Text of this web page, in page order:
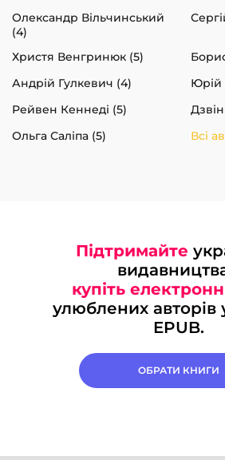
Олександр Вільчинський
(4)
Христя Венгринюк (5)
Андрій Гулкевич (4)
Юрій
Рейвен Кеннеді (5)
Ольга Саліпа (5)
Всі
Підтримайте
купіть
улюблених авторів
EPUB.
ОБРАТИ КНИГИ